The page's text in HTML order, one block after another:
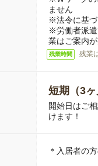
ません
※法令に基づ
※労働者派遣
業はご案内
残業時間 残業
短期（3ヶ
開始日はご
けます！
＊入居者の